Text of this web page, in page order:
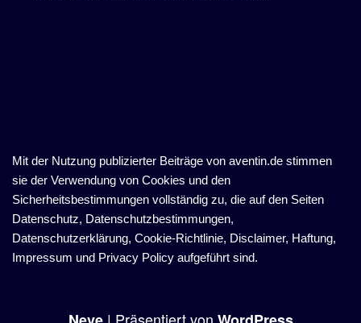
Mit der Nutzung publizierter Beiträge von aventin.de stimmen
sie der Verwendung von Cookies und den
Sicherheitsbestimmungen vollständig zu, die auf den Seiten
Datenschutz, Datenschutzbestimmungen,
Datenschutzerklärung, Cookie-Richtlinie, Disclaimer, Haftung,
Impressum und Privacy Policy aufgeführt sind.